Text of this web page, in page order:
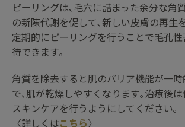
ピーリングは､毛穴に詰まった余分な角
の新陳代謝を促して､新しい皮膚の再生
定期的にピーリングを行うことで毛孔
待できます｡
角質を除去すると肌のバリア機能が一
で､肌が乾燥しやすくなります｡治療後
スキンケアを行うようにしてください｡
〈詳しくはこちら〉